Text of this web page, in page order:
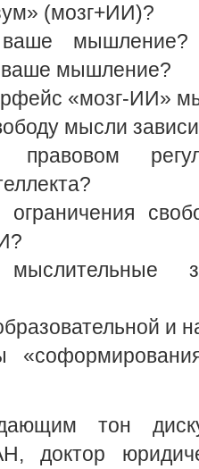
(мозг+ИИ)?
мышление?
ваше мышление?
«мозг-ИИ»
мысли
ограничения
и
тон
доктор